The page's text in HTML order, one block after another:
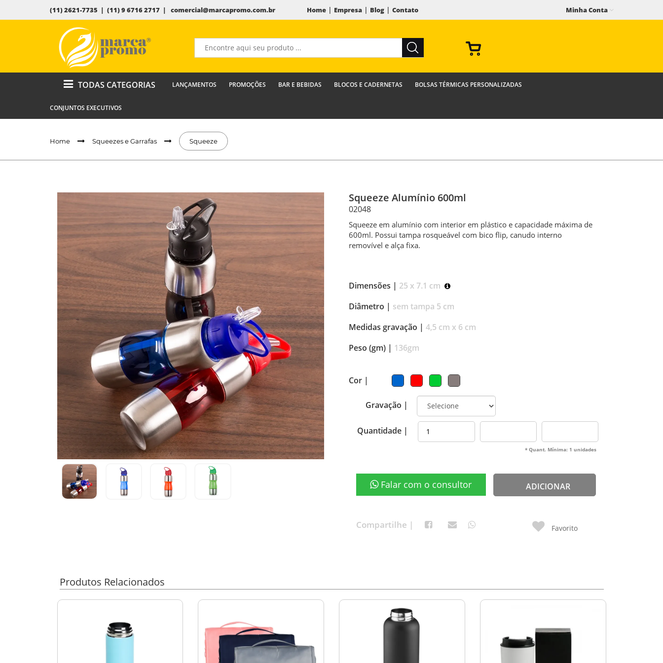
(11) 2621-7735 | (11) 9 6716 2717 | comercial@marcapromo.com.br Home| Empresa| Blog| Contato Minha Conta
TODAS CATEGORIAS LANÇAMENTOS PROMOÇÕES BAR E BEBIDAS BLOCOS E CADERNETAS BOLSAS TÉRMICAS PERSONALIZADAS
CONJUNTOS EXECUTIVOS
Home Squeezes e Garrafas Squeeze
Squeeze Alumínio 600ml
02048
Squeeze em alumínio com interior em plástico e capacidade máxima de
600ml. Possui tampa rosqueável com bico flip, canudo interno
removível e alça fixa.
Dimensões | 25 x 7.1 cm
Diâmetro | sem tampa 5 cm
Medidas gravação | 4,5 cm x 6 cm
Peso (gm) | 136gm
Cor |
Gravação |
Quantidade |
* Quant. Mínima: 1 unidades
Falar com o consultor ADICIONAR
Compartilhe | Favorito
Produtos Relacionados